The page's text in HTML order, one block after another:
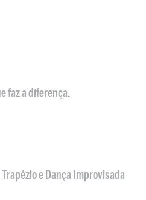
faz a diferença.
e Dança Improvisada